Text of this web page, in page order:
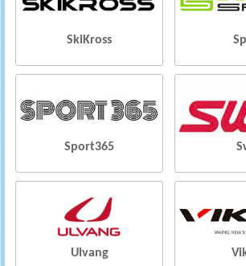
SkiKross
Sport365
Ulvang